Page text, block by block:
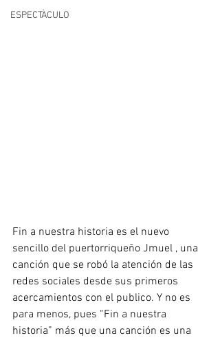
ESPECTÀCULO
Fin a nuestra historia es el nuevo
sencillo del puertorriqueño Jmuel , una
canción que se robó la atención de las
redes sociales desde sus primeros
acercamientos con el publico. Y no es
para menos, pues “Fin a nuestra
historia” más que una canción es una